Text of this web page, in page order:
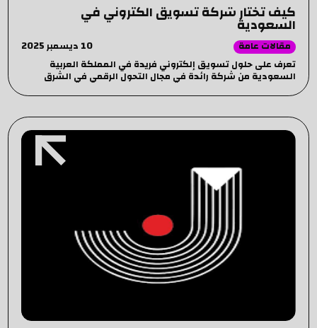
كيف تختار شركة تسويق الكتروني في
السعودية
مقالات عامة
10 ديسمبر 2025
تعرف على حلول تسويق إلكتروني فريدة في المملكة العربية
السعودية من شركة رائدة في مجال التحول الرقمي في الشرق